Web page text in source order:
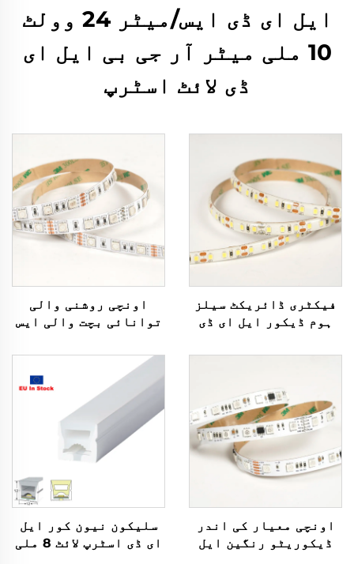
ایل ای ڈی ایس/میٹر 24 وولٹ
10 ملی میٹر آر جی بی ایل ای
ڈی لائٹ اسٹرپ
فیکٹری ڈائریکٹ سیلز
ہوم ڈیکور ایل ای ڈی
2835 12 وولٹ 5 ملی
فلیکسیبل ایل ای ڈی
لائٹ اسٹرپ
اونچی روشنی والی
توانائی بچت والی ایس
ڈی/میٹر ڈی سی 12 وولٹ
10 ملی میٹر کٹنے والی
ایل ای ڈی لیمپ ایل ای
ڈی فلیکسیبل آر جی بی
اسٹرپ لائٹس
اونچی معیار کی اندر
ڈیکوریٹو رنگین ایل
سلیکون نیون کور ایل
ای ڈی اسٹرپ لائٹ 8 ملی